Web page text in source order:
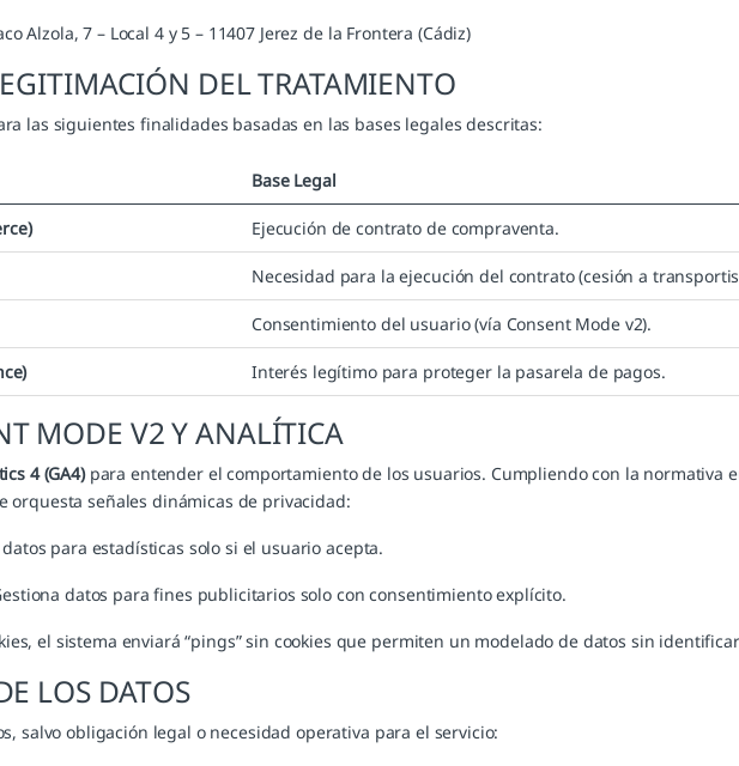
Alzola, 7 – Local 4 y 5 – 11407 Jerez de la Frontera (Cádiz)
DEL TRATAMIENTO
las siguientes finalidades basadas en las bases legales descritas:
Base Legal
Ejecución de contrato de compraventa.
Necesidad para la ejecución del contrato (cesión a
Consentimiento del usuario (vía Consent Mode v2).
Interés legítimo para proteger la pasarela de pagos.
MODE V2 Y ANALÍTICA
4 (GA4)para entender el comportamiento de los usuarios. Cumpliendo con la normativa
orquesta señales dinámicas de privacidad:
para estadísticas solo si el usuario acepta.
datos para fines publicitarios solo con consentimiento explícito.
el sistema enviará “pings” sin cookies que permiten un modelado de datos sin
LOS DATOS
salvo obligación legal o necesidad operativa para el servicio: